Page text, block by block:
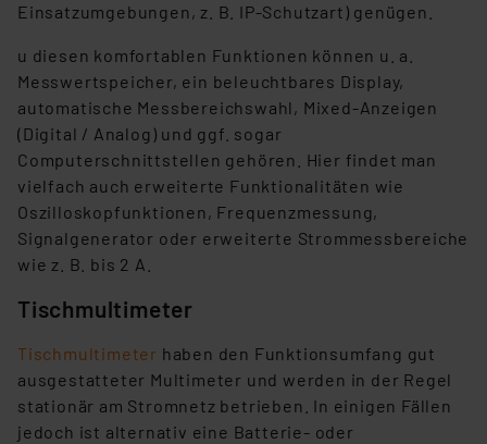
Einsatzumgebungen, z. B. IP-Schutzart) genügen.
u diesen komfortablen Funktionen können u. a.
Messwertspeicher, ein beleuchtbares Display,
automatische Messbereichswahl, Mixed-Anzeigen
(Digital / Analog) und ggf. sogar
Computerschnittstellen gehören. Hier findet man
vielfach auch erweiterte Funktionalitäten wie
Oszilloskopfunktionen, Frequenzmessung,
Signalgenerator oder erweiterte Strommessbereiche
wie z. B. bis 2 A.
Tischmultimeter
Tischmultimeter haben den Funktionsumfang gut
ausgestatteter Multimeter und werden in der Regel
stationär am Stromnetz betrieben. In einigen Fällen
jedoch ist alternativ eine Batterie- oder